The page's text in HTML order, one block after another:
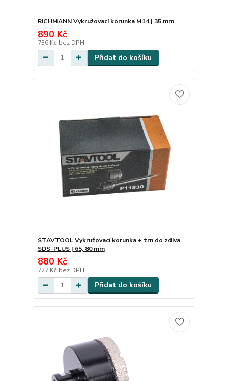
RICHMANN Vykružovací korunka M14 | 35 mm
890 Kč
736 Kč bez DPH
Přidat do košíku
STAVTOOL Vykružovací korunka + trn do zdiva
SDS-PLUS | 65, 80 mm
880 Kč
727 Kč bez DPH
Přidat do košíku